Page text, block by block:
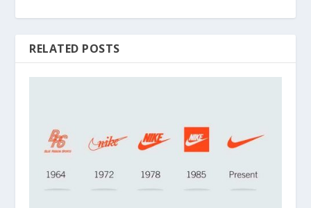
RELATED POSTS